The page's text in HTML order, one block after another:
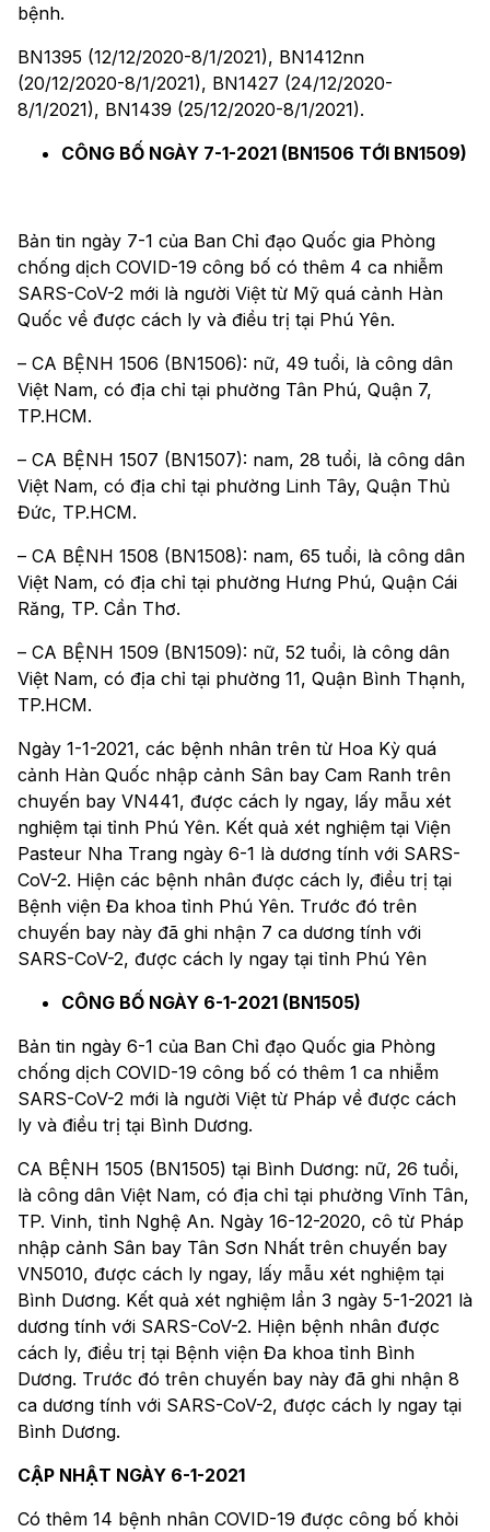
bệnh.
BN1395 (12/12/2020-8/1/2021), BN1412nn
(20/12/2020-8/1/2021), BN1427 (24/12/2020-
8/1/2021), BN1439 (25/12/2020-8/1/2021).
CÔNG BỐ NGÀY 7-1-2021 (BN1506 TỚI BN1509)
Bản tin ngày 7-1 của Ban Chỉ đạo Quốc gia Phòng
chống dịch COVID-19 công bố có thêm 4 ca nhiễm
SARS-CoV-2 mới là người Việt từ Mỹ quá cảnh Hàn
Quốc về được cách ly và điều trị tại Phú Yên.
– CA BỆNH 1506 (BN1506): nữ, 49 tuổi, là công dân
Việt Nam, có địa chỉ tại phường Tân Phú, Quận 7,
TP.HCM.
– CA BỆNH 1507 (BN1507): nam, 28 tuổi, là công dân
Việt Nam, có địa chỉ tại phường Linh Tây, Quận Thủ
Đức, TP.HCM.
– CA BỆNH 1508 (BN1508): nam, 65 tuổi, là công dân
Việt Nam, có địa chỉ tại phường Hưng Phú, Quận Cái
Răng, TP. Cần Thơ.
– CA BỆNH 1509 (BN1509): nữ, 52 tuổi, là công dân
Việt Nam, có địa chỉ tại phường 11, Quận Bình Thạnh,
TP.HCM.
Ngày 1-1-2021, các bệnh nhân trên từ Hoa Kỳ quá
cảnh Hàn Quốc nhập cảnh Sân bay Cam Ranh trên
chuyến bay VN441, được cách ly ngay, lấy mẫu xét
nghiệm tại tỉnh Phú Yên. Kết quả xét nghiệm tại Viện
Pasteur Nha Trang ngày 6-1 là dương tính với SARS-
CoV-2. Hiện các bệnh nhân được cách ly, điều trị tại
Bệnh viện Đa khoa tỉnh Phú Yên. Trước đó trên
chuyến bay này đã ghi nhận 7 ca dương tính với
SARS-CoV-2, được cách ly ngay tại tỉnh Phú Yên
CÔNG BỐ NGÀY 6-1-2021 (BN1505)
Bản tin ngày 6-1 của Ban Chỉ đạo Quốc gia Phòng
chống dịch COVID-19 công bố có thêm 1 ca nhiễm
SARS-CoV-2 mới là người Việt từ Pháp về được cách
ly và điều trị tại Bình Dương.
CA BỆNH 1505 (BN1505) tại Bình Dương: nữ, 26 tuổi,
là công dân Việt Nam, có địa chỉ tại phường Vĩnh Tân,
TP. Vinh, tỉnh Nghệ An. Ngày 16-12-2020, cô từ Pháp
nhập cảnh Sân bay Tân Sơn Nhất trên chuyến bay
VN5010, được cách ly ngay, lấy mẫu xét nghiệm tại
Bình Dương. Kết quả xét nghiệm lần 3 ngày 5-1-2021 là
dương tính với SARS-CoV-2. Hiện bệnh nhân được
cách ly, điều trị tại Bệnh viện Đa khoa tỉnh Bình
Dương. Trước đó trên chuyến bay này đã ghi nhận 8
ca dương tính với SARS-CoV-2, được cách ly ngay tại
Bình Dương.
CẬP NHẬT NGÀY 6-1-2021
Có thêm 14 bệnh nhân COVID-19 được công bố khỏi